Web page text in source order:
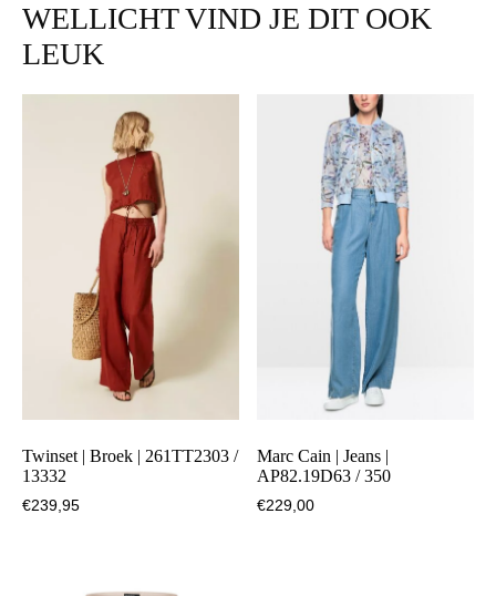
WELLICHT VIND JE DIT OOK
LEUK
Twinset | Broek | 261TT2303 /
13332
€239,95
Marc Cain | Jeans |
AP82.19D63 / 350
€229,00